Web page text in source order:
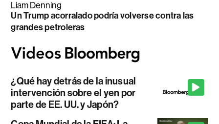
Liam Denning
Un Trump acorralado podría volverse contra las
grandes petroleras
¿Qué hay detrás de la inusual
intervención sobre el yen por
parte de EE. UU. y Japón?